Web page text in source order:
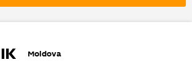
Kerci - știri de ultimă oră
Moldova